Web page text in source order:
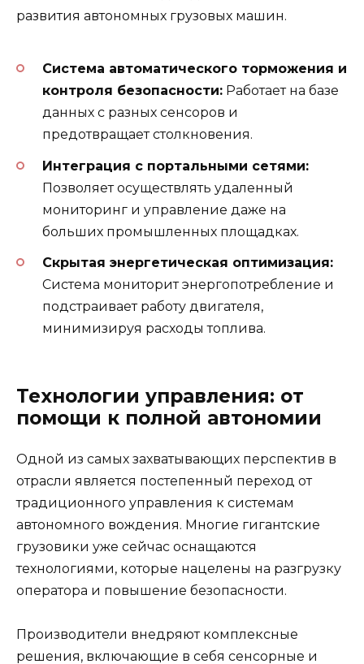
развития автономных грузовых машин.
Система автоматического торможения и
контроля безопасности: Работает на базе
данных с разных сенсоров и
предотвращает столкновения.
Интеграция с портальными сетями:
Позволяет осуществлять удаленный
мониторинг и управление даже на
больших промышленных площадках.
Скрытая энергетическая оптимизация:
Система мониторит энергопотребление и
подстраивает работу двигателя,
минимизируя расходы топлива.
Технологии управления: от
помощи к полной автономии
Одной из самых захватывающих перспектив в
отрасли является постепенный переход от
традиционного управления к системам
автономного вождения. Многие гигантские
грузовики уже сейчас оснащаются
технологиями, которые нацелены на разгрузку
оператора и повышение безопасности.
Производители внедряют комплексные
решения, включающие в себя сенсорные и